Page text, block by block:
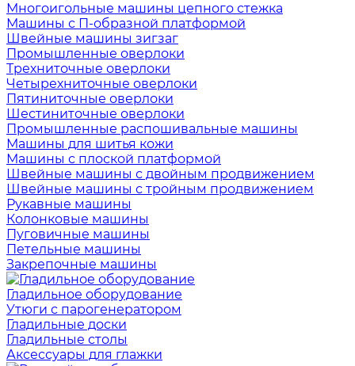
Многоигольные машины цепного стежка
Машины с П-образной платформой
Швейные машины зигзаг
Промышленные оверлоки
Трехниточные оверлоки
Четырехниточные оверлоки
Пятиниточные оверлоки
Шестиниточные оверлоки
Промышленные распошивальные машины
Машины для шитья кожи
Машины с плоской платформой
Швейные машины с двойным продвижением
Швейные машины с тройным продвижением
Рукавные машины
Колонковые машины
Пуговичные машины
Петельные машины
Закрепочные машины
Гладильное оборудование
Утюги с парогенератором
Гладильные доски
Гладильные столы
Аксессуары для глажки